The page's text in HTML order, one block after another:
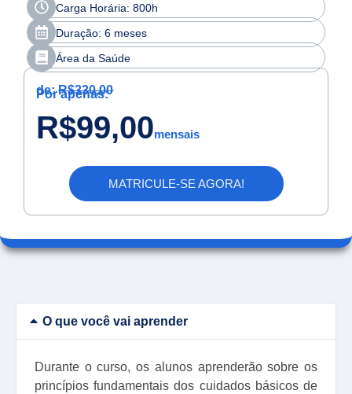
Carga Horária: 800h
Duração: 6 meses
Área da Saúde
de:R$330,00
Por apenas:
R$99,00mensais
MATRICULE-SE AGORA!
O que você vai aprender
Durante o curso, os alunos aprenderão sobre os
princípios fundamentais dos cuidados básicos de